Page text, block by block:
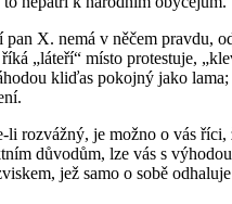
X. nemá v něčem pravdu,
„láteří“ místo protestuje,
kliďas pokojný jako
rozvážný, je možno o vás říci,
důvodům, lze vás s
jež samo o sobě